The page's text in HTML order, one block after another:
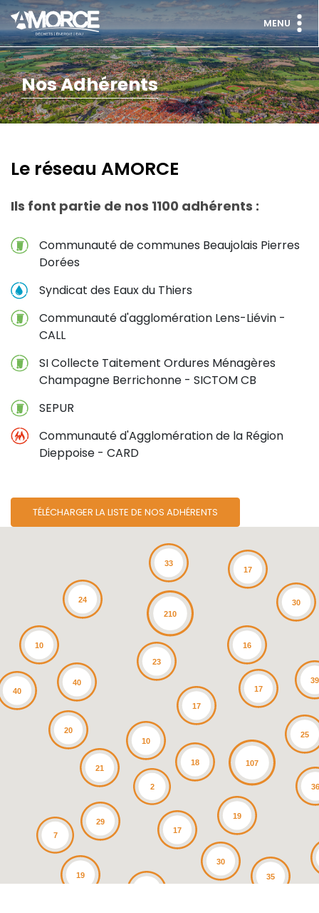
MENU
Nos Adhérents
Le réseau AMORCE
Ils font partie de nos 1100 adhérents :
Communauté de communes Beaujolais Pierres
Dorées
Syndicat des Eaux du Thiers
Communauté d'agglomération Lens-Liévin -
CALL
SI Collecte Taitement Ordures Ménagères
Champagne Berrichonne - SICTOM CB
SEPUR
Communauté d'Agglomération de la Région
Dieppoise - CARD
TÉLÉCHARGER LA LISTE DE NOS ADHÉRENTS
210
107
17
36
33
40
16
24
21
40
18
35
30
17
17
39
29
23
30
19
25
17
19
10
20
7
10
2